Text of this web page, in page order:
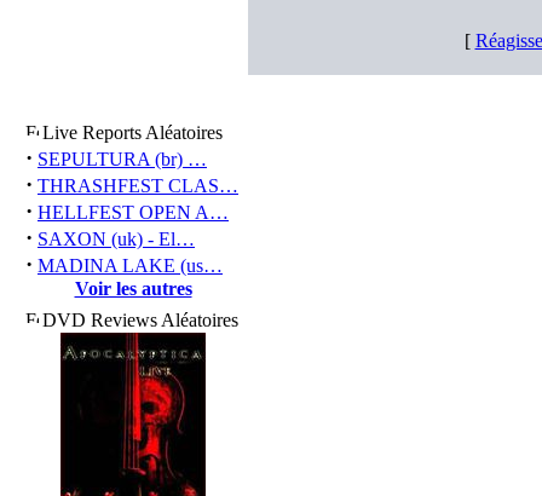
Live Reports Aléatoires
· SEPULTURA (br) …
· THRASHFEST CLAS…
· HELLFEST OPEN A…
· SAXON (uk) - El…
· MADINA LAKE (us…
Voir les autres
DVD Reviews Aléatoires
[